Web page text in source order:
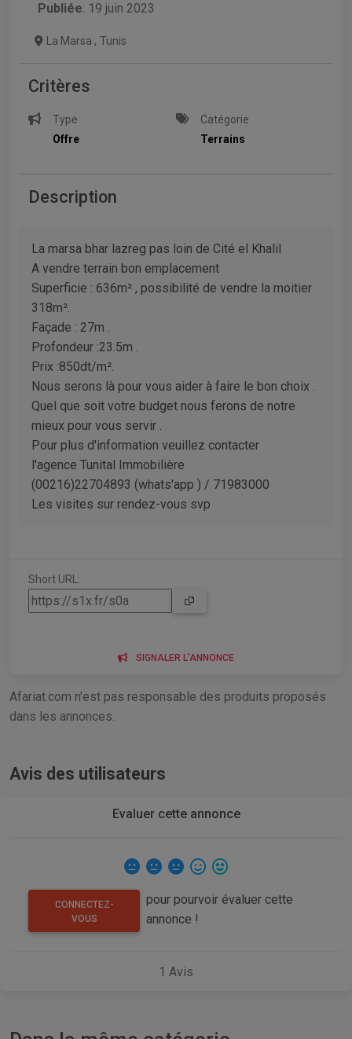
Publiée: 19 juin 2023
La Marsa , Tunis
Critères
Type
Offre
Catégorie
Terrains
Description
La marsa bhar lazreg pas loin de Cité el Khalil
A vendre terrain bon emplacement
Superficie : 636m² , possibilité de vendre la moitier
318m².
Façade : 27m .
Profondeur :23.5m .
Prix :850dt/m².
Nous serons là pour vous aider à faire le bon choix .
Quel que soit votre budget nous ferons de notre
mieux pour vous servir .
Pour plus d'information veuillez contacter
l'agence Tunital Immobilière
(00216)22704893 (whats'app ) / 71983000
Les visites sur rendez-vous svp
Short URL:
SIGNALER L'ANNONCE
Afariat.com n'est pas responsable des produits proposés
dans les annonces.
Avis des utilisateurs
Evaluer cette annonce
CONNECTEZ-
VOUS
pour pourvoir évaluer cette
annonce !
1 Avis